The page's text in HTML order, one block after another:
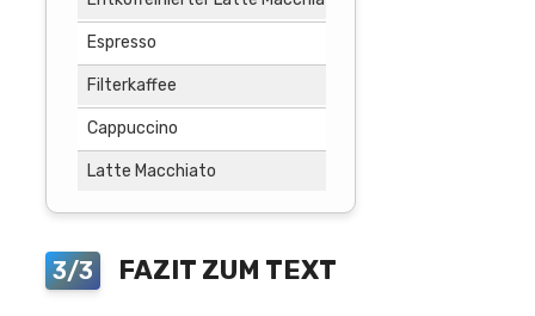
Espresso
Filterkaffee
Cappuccino
Latte Macchiato
3/3 FAZIT ZUM TEXT